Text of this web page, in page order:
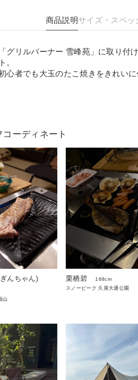
商品説明サイズ・スペッ
「グリルバーナー 雪峰苑」に取り付
ト。
心者でも大玉のたこ焼きをきれいに
コーディネート
んちゃん)
山
栗栖碧
168cm
スノーピーク 久屋大通公園